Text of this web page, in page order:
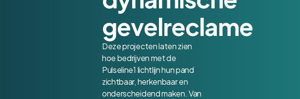
gevelreclame
Deze projecten laten zien
hoe bedrijven met de
Pulseline1 lichtlijn hun pand
zichtbaar, herkenbaar en
onderscheidend maken. Van